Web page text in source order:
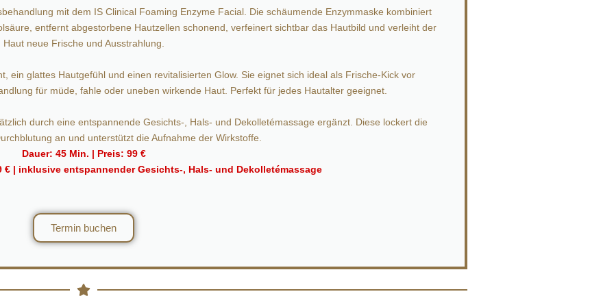
mit dem IS Clinical Foaming Enzyme Facial. Die schäumende Enzymmaske kombiniert
entfernt abgestorbene Hautzellen schonend, verfeinert sichtbar das Hautbild und verleiht der
Haut neue Frische und Ausstrahlung.
ein glattes Hautgefühl und einen revitalisierten Glow. Sie eignet sich ideal als Frische-Kick vor
für müde, fahle oder uneben wirkende Haut. Perfekt für jedes Hautalter geeignet.
durch eine entspannende Gesichts-, Hals- und Dekolletémassage ergänzt. Diese lockert die
an und unterstützt die Aufnahme der Wirkstoffe.
Dauer: 45 Min. | Preis: 99 €
€ | inklusive entspannender Gesichts-, Hals- und Dekolletémassage
Termin buchen